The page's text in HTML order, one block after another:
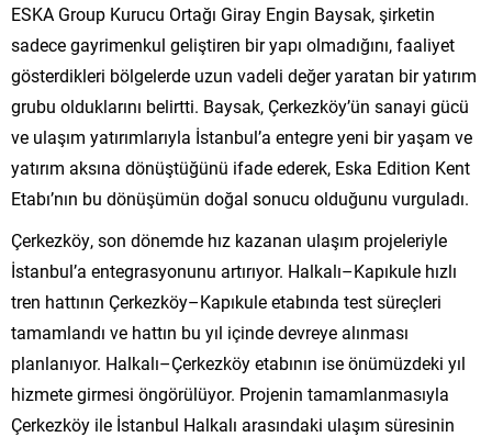
ESKA Group Kurucu Ortağı Giray Engin Baysak, şirketin
sadece gayrimenkul geliştiren bir yapı olmadığını, faaliyet
gösterdikleri bölgelerde uzun vadeli değer yaratan bir yatırım
grubu olduklarını belirtti. Baysak, Çerkezköy’ün sanayi gücü
ve ulaşım yatırımlarıyla İstanbul’a entegre yeni bir yaşam ve
yatırım aksına dönüştüğünü ifade ederek, Eska Edition Kent
Etabı’nın bu dönüşümün doğal sonucu olduğunu vurguladı.
Çerkezköy, son dönemde hız kazanan ulaşım projeleriyle
İstanbul’a entegrasyonunu artırıyor. Halkalı–Kapıkule hızlı
tren hattının Çerkezköy–Kapıkule etabında test süreçleri
tamamlandı ve hattın bu yıl içinde devreye alınması
planlanıyor. Halkalı–Çerkezköy etabının ise önümüzdeki yıl
hizmete girmesi öngörülüyor. Projenin tamamlanmasıyla
Çerkezköy ile İstanbul Halkalı arasındaki ulaşım süresinin